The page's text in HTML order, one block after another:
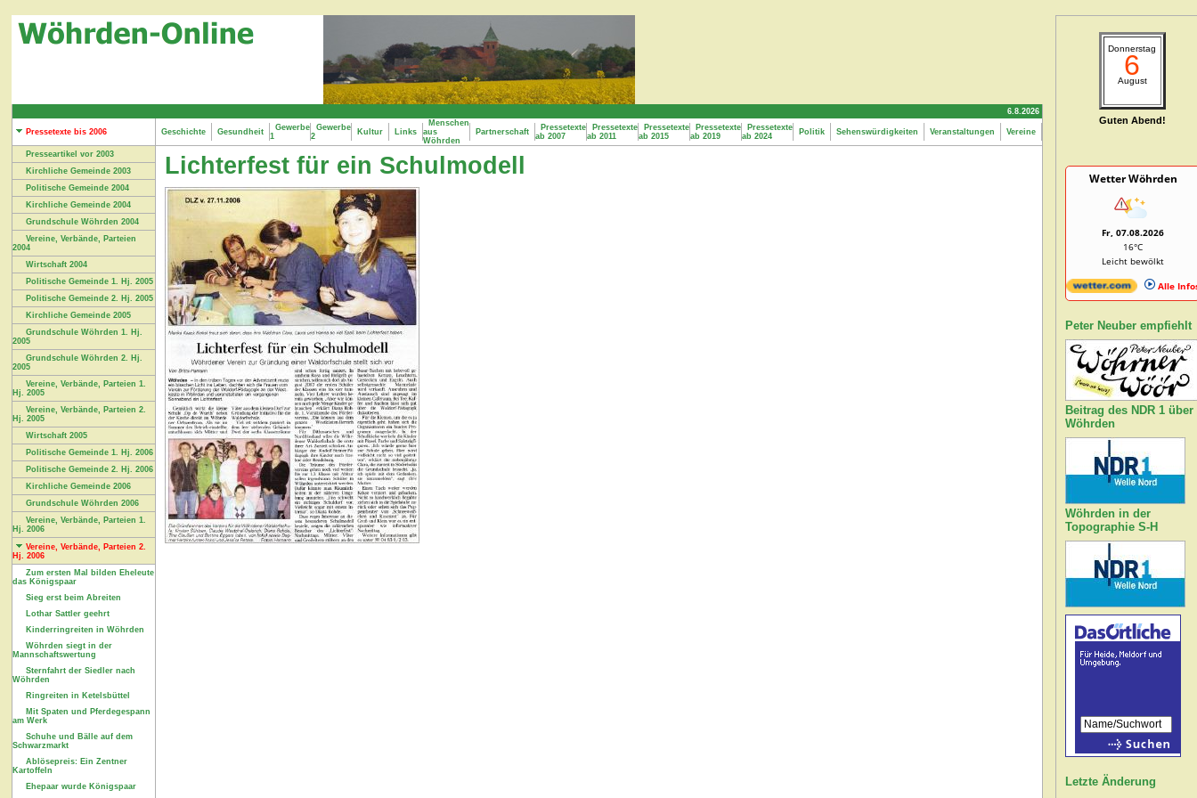
6.8.2026
Pressetexte bis 2006 Geschichte Gesundheit
Gewerbe
1
Gewerbe
2
Kultur Links
Menschen
aus
Wöhrden
Partnerschaft
Pressetexte
ab 2007
Pressetexte
ab 2011
Pressetexte
ab 2015
Pressetexte
ab 2019
Pressetexte
ab 2024
Politik Sehenswürdigkeiten Veranstaltungen Vereine
Presseartikel vor 2003
Kirchliche Gemeinde 2003
Politische Gemeinde 2004
Kirchliche Gemeinde 2004
Grundschule Wöhrden 2004
Vereine, Verbände, Parteien
2004
Wirtschaft 2004
Politische Gemeinde 1. Hj. 2005
Politische Gemeinde 2. Hj. 2005
Kirchliche Gemeinde 2005
Grundschule Wöhrden 1. Hj.
2005
Grundschule Wöhrden 2. Hj.
2005
Vereine, Verbände, Parteien 1.
Hj. 2005
Vereine, Verbände, Parteien 2.
Hj. 2005
Wirtschaft 2005
Politische Gemeinde 1. Hj. 2006
Politische Gemeinde 2. Hj. 2006
Kirchliche Gemeinde 2006
Grundschule Wöhrden 2006
Vereine, Verbände, Parteien 1.
Hj. 2006
Vereine, Verbände, Parteien 2.
Hj. 2006
Zum ersten Mal bilden Eheleute
das Königspaar
Sieg erst beim Abreiten
Lothar Sattler geehrt
Kinderringreiten in Wöhrden
Wöhrden siegt in der
Mannschaftswertung
Sternfahrt der Siedler nach
Wöhrden
Ringreiten in Ketelsbüttel
Mit Spaten und Pferdegespann
am Werk
Schuhe und Bälle auf dem
Schwarzmarkt
Ablösepreis: Ein Zentner
Kartoffeln
Ehepaar wurde Königspaar
Lichterfest für ein Schulmodell
Donnerstag
6
August
Guten Abend!
Wetter Wöhrden
Fr, 07.08.2026
16°C
Leicht bewölkt
Alle
Peter Neuber empfiehlt
Beitrag des NDR 1 über
Wöhrden
Wöhrden in der
Topographie S-H
Letzte Änderung